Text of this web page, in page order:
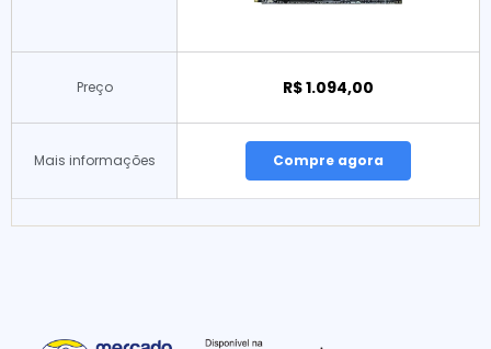
Preço R$ 1.094,00
Mais informações Compre agora